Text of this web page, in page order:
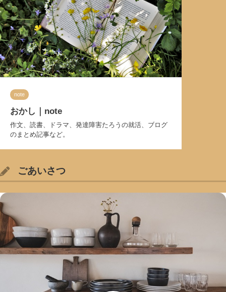
note
おかし｜note
作文、読書、ドラマ、発達障害たろうの就活、ブログ
のまとめ記事など。
ごあいさつ